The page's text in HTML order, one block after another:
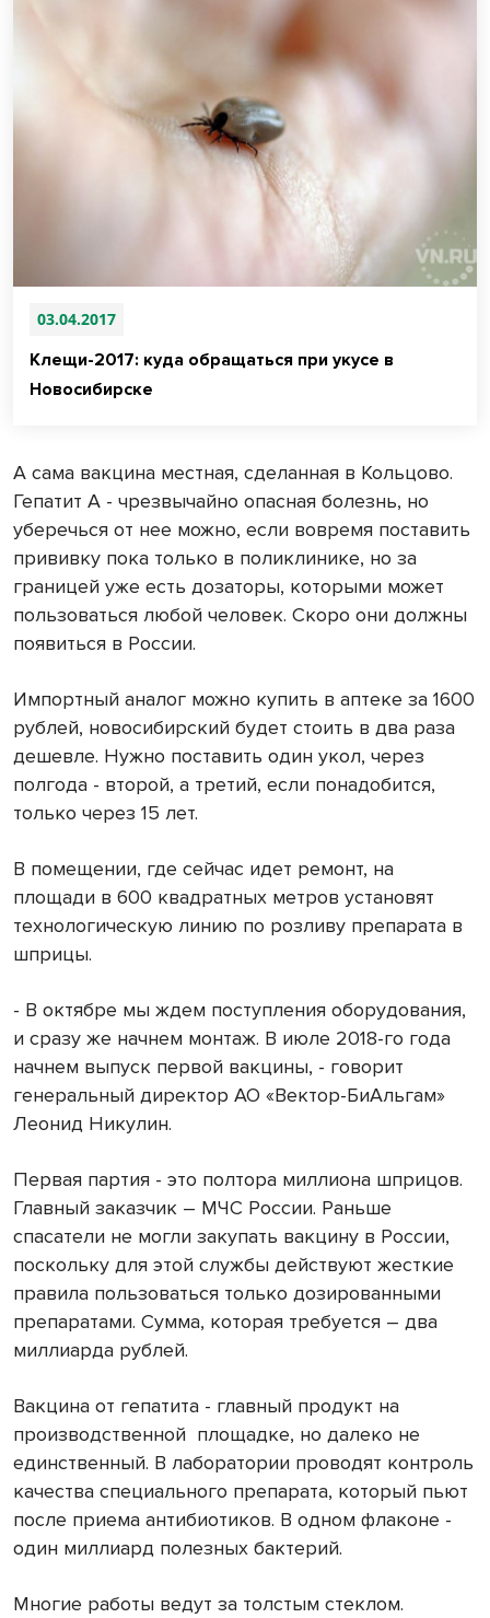
03.04.2017
Клещи-2017: куда обращаться при укусе в
Новосибирске
А сама вакцина местная, сделанная в Кольцово.
Гепатит А - чрезвычайно опасная болезнь, но
уберечься от нее можно, если вовремя поставить
прививку пока только в поликлинике, но за
границей уже есть дозаторы, которыми может
пользоваться любой человек. Скоро они должны
появиться в России.
Импортный аналог можно купить в аптеке за 1600
рублей, новосибирский будет стоить в два раза
дешевле. Нужно поставить один укол, через
полгода - второй, а третий, если понадобится,
только через 15 лет.
В помещении, где сейчас идет ремонт, на
площади в 600 квадратных метров установят
технологическую линию по розливу препарата в
шприцы.
- В октябре мы ждем поступления оборудования,
и сразу же начнем монтаж. В июле 2018-го года
начнем выпуск первой вакцины, - говорит
генеральный директор АО «Вектор-БиАльгам»
Леонид Никулин.
Первая партия - это полтора миллиона шприцов.
Главный заказчик – МЧС России. Раньше
спасатели не могли закупать вакцину в России,
поскольку для этой службы действуют жесткие
правила пользоваться только дозированными
препаратами. Сумма, которая требуется – два
миллиарда рублей.
Вакцина от гепатита - главный продукт на
производственной площадке, но далеко не
единственный. В лаборатории проводят контроль
качества специального препарата, который пьют
после приема антибиотиков. В одном флаконе -
один миллиард полезных бактерий.
Многие работы ведут за толстым стеклом.